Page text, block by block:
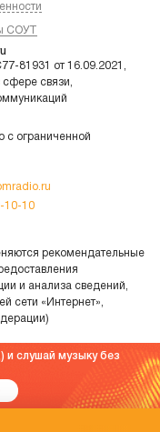
СОУТ
81931 от 16.09.2021,
связи,
с ограниченной
10-10
рекомендательные
и анализа сведений,
сети «Интернет»,
и слушай музыку без